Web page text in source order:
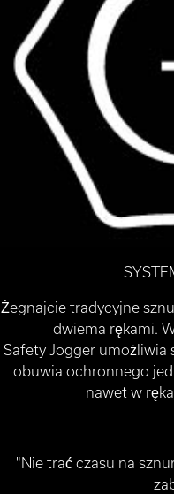
Żegnajcie tradycyjne
dwiema rękami.
Safety Jogger umożliwia
obuwia ochronnego
nawet w
"Nie trać czasu na